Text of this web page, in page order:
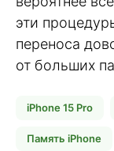
эти
переноса
от больших
iPhone 15 Pro
Память iPhone